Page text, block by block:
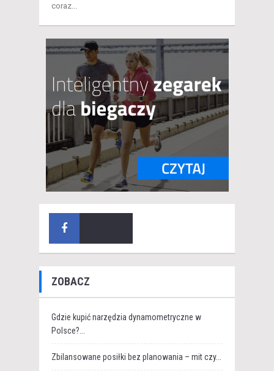
coraz...
ZOBACZ
Gdzie kupić narzędzia dynamometryczne w
Polsce?...
Zbilansowane posiłki bez planowania – mit czy...